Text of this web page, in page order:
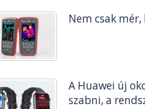
Nem csak
A Huawei új
szabni, a